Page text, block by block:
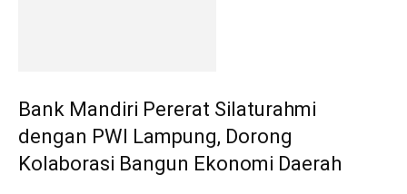
Bank Mandiri Pererat Silaturahmi
dengan PWI Lampung, Dorong
Kolaborasi Bangun Ekonomi Daerah